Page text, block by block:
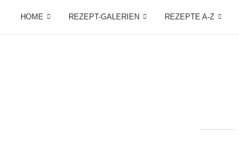
HOME REZEPT-GALERIEN REZEPTE A-Z